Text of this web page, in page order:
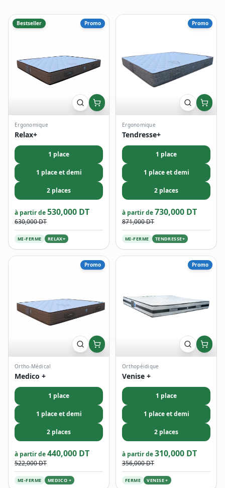
Bestseller Promo
Ergonomique
Relax+
1 place
1 place et demi
2 places
à partir de530,000 DT
630,000 DT
MI-FERME RELAX+
Promo
Ergonomique
Tendresse+
1 place
1 place et demi
2 places
à partir de730,000 DT
871,000 DT
MI-FERME TENDRESSE+
Promo
Ortho-Médical
Medico +
1 place
1 place et demi
2 places
à partir de440,000 DT
522,000 DT
MI-FERME MEDICO +
Promo
Orthopéidique
Venise +
1 place
1 place et demi
2 places
à partir de310,000 DT
356,000 DT
FERME VENISE +